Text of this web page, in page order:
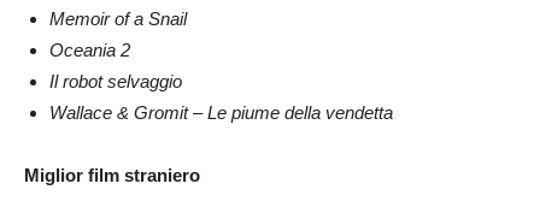
Memoir of a Snail
Oceania 2
Il robot selvaggio
Wallace & Gromit – Le piume della vendetta
Miglior film straniero